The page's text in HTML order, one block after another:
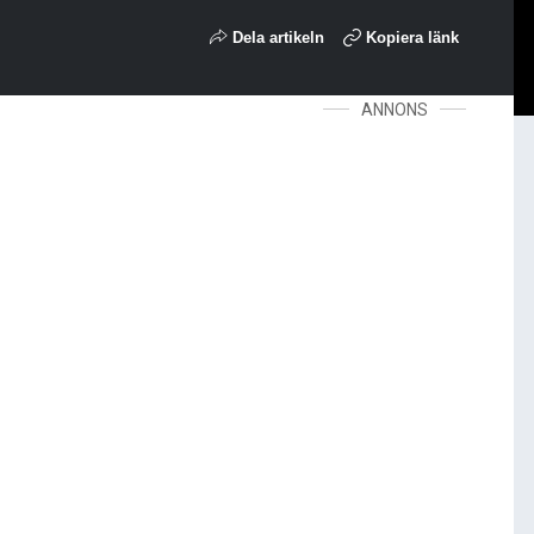
Dela artikeln Kopiera länk
ANNONS